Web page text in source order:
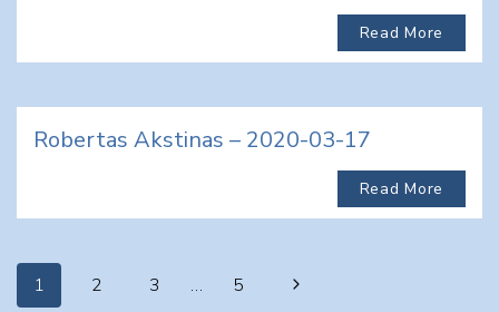
Read More
Robertas Akstinas – 2020-03-17
Read More
Page
1 2 3 … 5
Next